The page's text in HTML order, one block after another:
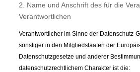
2. Name und Anschrift des für die
Verantwortlichen
Verantwortlicher im Sinne der Datenschutz-
sonstiger in den Mitgliedstaaten der
Datenschutzgesetze und anderer
datenschutzrechtlichem Charakter ist die: